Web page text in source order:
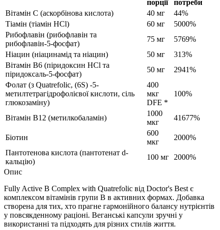
порції
потреби
Вітамін С (аскорбінова кислота)
40 мг
44%
Тіамін (тіамін HCl)
60 мг
5000%
Рибофлавін (рибофлавін та
рибофлавін-5-фосфат)
75 мг
5769%
Ніацин (ніацинамід та ніацин)
50 мг
313%
Вітамін B6 (піридоксин HCl та
піридоксаль-5-фосфат)
50 мг
2941%
Фолат (з Quatrefolic, (6S) -5-
метилтетрагідрофолієвої кислоти, сіль
глюкозаміну)
400
мкг
DFE *
100%
Вітамін В12 (метилкобаламін)
1000
мкг
41677%
Біотин
600
мкг
2000%
Пантотенова кислота (пантотенат d-
кальцію)
100 мг
2000%
Опис
Fully Active B Complex with Quatrefolic від Doctor's Best є
комплексом вітамінів групи B в активних формах. Добавка
створена для тих, хто прагне гармонійного балансу нутрієнтів
у повсякденному раціоні. Веганські капсули зручні у
використанні та підходять для різних стилів життя.